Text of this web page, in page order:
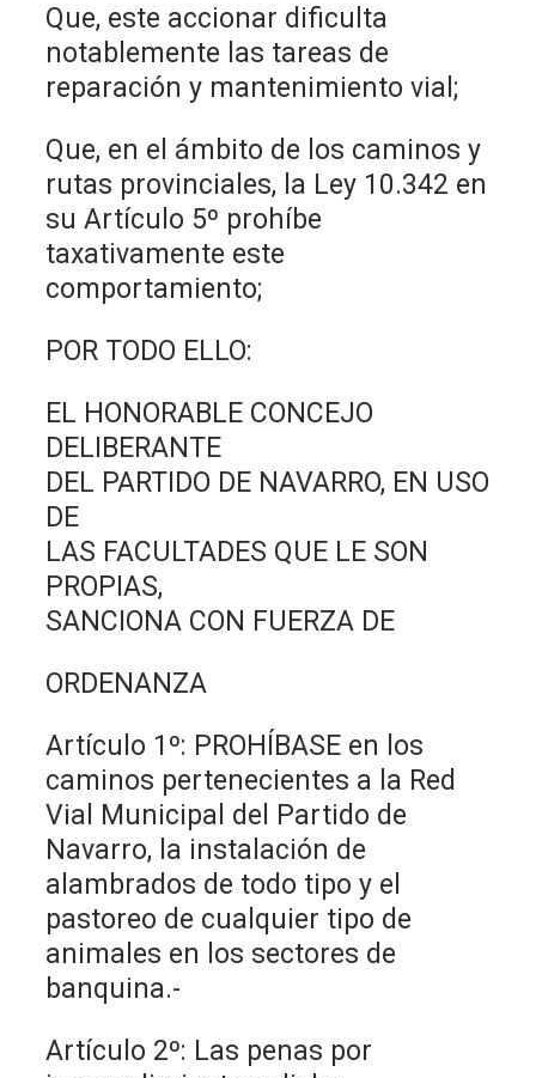
Que, este accionar dificulta
notablemente las tareas de
reparación y mantenimiento vial;
Que, en el ámbito de los caminos y
rutas provinciales, la Ley 10.342 en
su Artículo 5º prohíbe
taxativamente este
comportamiento;
POR TODO ELLO:
EL HONORABLE CONCEJO
DELIBERANTE
DEL PARTIDO DE NAVARRO, EN USO
DE
LAS FACULTADES QUE LE SON
PROPIAS,
SANCIONA CON FUERZA DE
ORDENANZA
Artículo 1º: PROHÍBASE en los
caminos pertenecientes a la Red
Vial Municipal del Partido de
Navarro, la instalación de
alambrados de todo tipo y el
pastoreo de cualquier tipo de
animales en los sectores de
banquina.-
Artículo 2º: Las penas por